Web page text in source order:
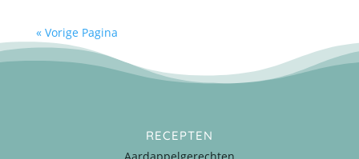
« Vorige Pagina
RECEPTEN